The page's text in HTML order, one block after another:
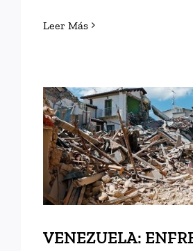
Leer Más
VENEZUELA:
LAS
VENEZUELA: